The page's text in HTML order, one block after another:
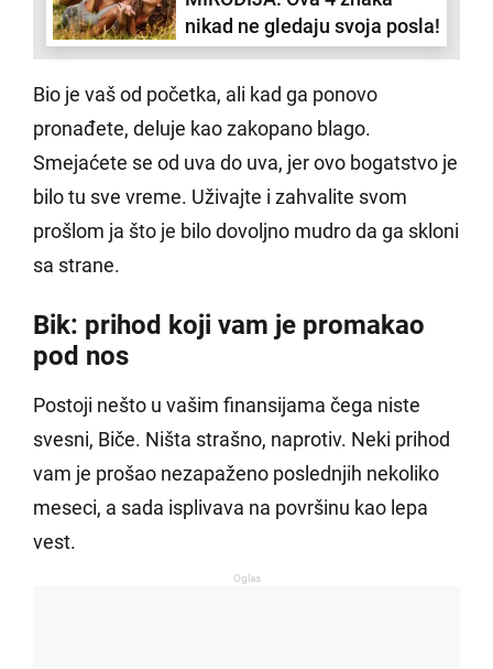
nikad ne gledaju svoja posla!
Bio je vaš od početka, ali kad ga ponovo
pronađete, deluje kao zakopano blago.
Smejaćete se od uva do uva, jer ovo bogatstvo je
bilo tu sve vreme. Uživajte i zahvalite svom
prošlom ja što je bilo dovoljno mudro da ga skloni
sa strane.
Bik: prihod koji vam je promakao
pod nos
Postoji nešto u vašim finansijama čega niste
svesni, Biče. Ništa strašno, naprotiv. Neki prihod
vam je prošao nezapaženo poslednjih nekoliko
meseci, a sada isplivava na površinu kao lepa
vest.
Oglas